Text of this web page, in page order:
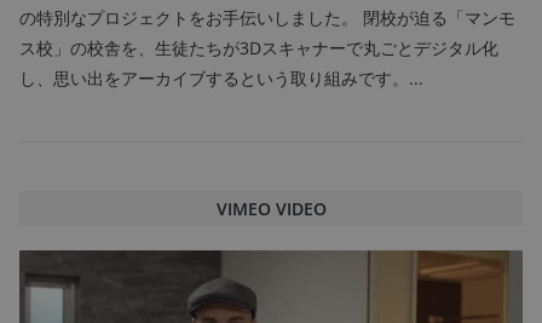
の特別なプロジェクトをお手伝いしました。 閉校が迫る「マンモ
ス校」の校舎を、生徒たちが3Dスキャナーで丸ごとデジタル化
し、思い出をアーカイブするという取り組みです。...
VIMEO VIDEO